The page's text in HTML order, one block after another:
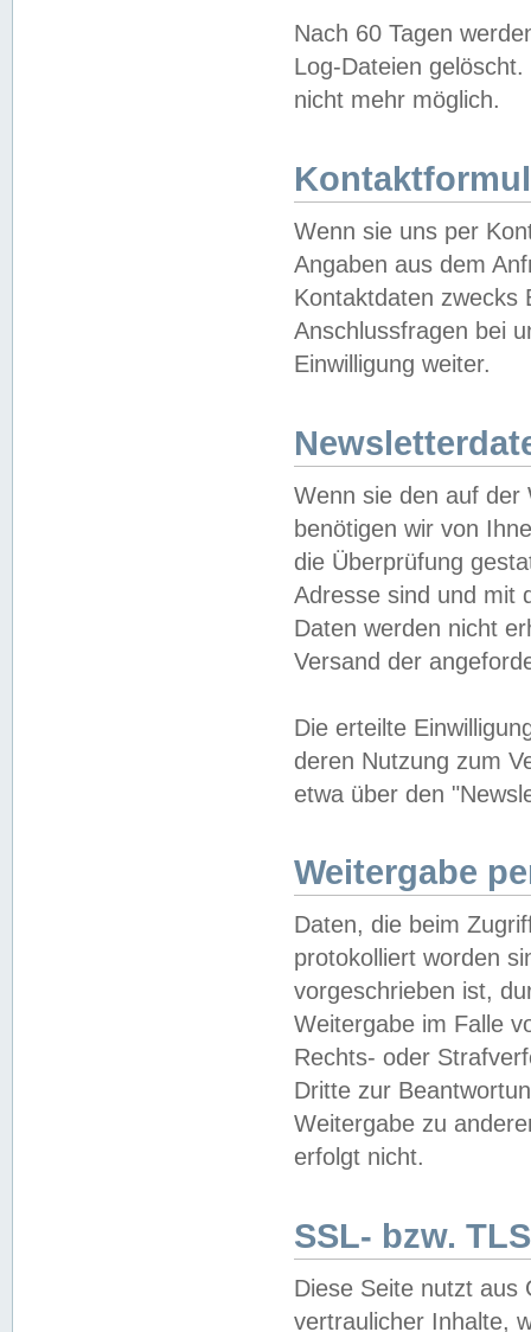
Nach 60 Tagen
Log-Dateien
nicht mehr möglich.
Wenn sie uns per
Angaben aus dem
Kontaktdaten zwecks
Anschlussfragen bei
Einwilligung weiter.
Wenn sie den auf der
benötigen wir von
die Überprüfung
Adresse sind und mit
Daten werden nicht
Versand der
Die erteilte
deren Nutzung zum
etwa über den
Weitergabe
Daten, die beim
protokolliert worden
vorgeschrieben ist,
Weitergabe im Falle
Rechts- oder
Dritte zur
Weitergabe zu
erfolgt nicht.
SSL- bzw.
Diese Seite nutzt aus
vertraulicher Inhalte,